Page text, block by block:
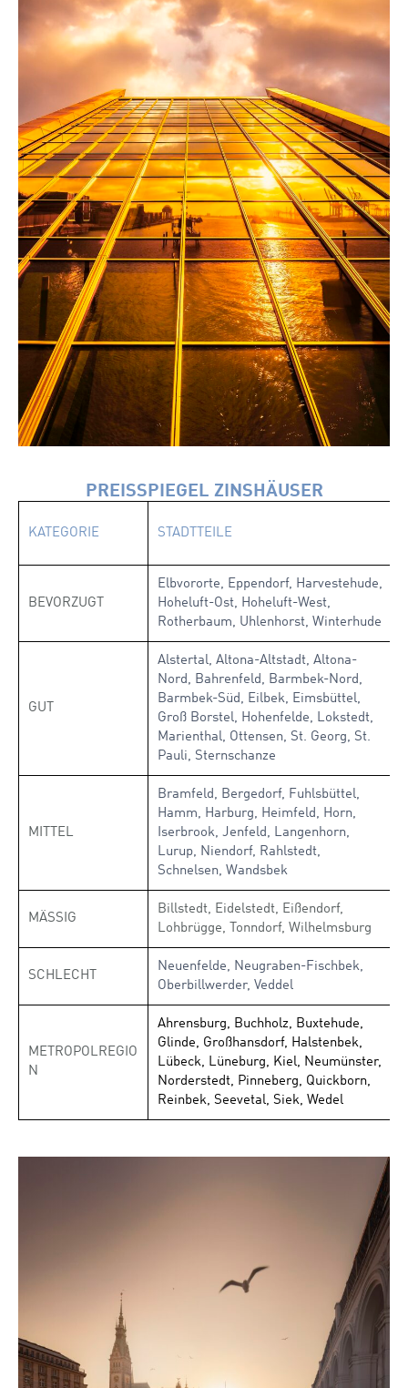
PREISSPIEGEL ZINSHÄUSER
KATEGORIE STADTTEILE
BEVORZUGT
Elbvororte, Eppendorf, Harvestehude,
Hoheluft-Ost, Hoheluft-West,
Rotherbaum, Uhlenhorst, Winterhude
GUT
Alstertal, Altona-Altstadt, Altona-
Nord, Bahrenfeld, Barmbek-Nord,
Barmbek-Süd, Eilbek, Eimsbüttel,
Groß Borstel, Hohenfelde, Lokstedt,
Marienthal, Ottensen, St. Georg, St.
Pauli, Sternschanze
MITTEL
Bramfeld, Bergedorf, Fuhlsbüttel,
Hamm, Harburg, Heimfeld, Horn,
Iserbrook, Jenfeld, Langenhorn,
Lurup, Niendorf, Rahlstedt,
Schnelsen, Wandsbek
MÄSSIG
Billstedt, Eidelstedt, Eißendorf,
Lohbrügge, Tonndorf, Wilhelmsburg
SCHLECHT
Neuenfelde, Neugraben-Fischbek,
Oberbillwerder, Veddel
METROPOLREGIO
N
Ahrensburg, Buchholz, Buxtehude,
Glinde, Großhansdorf, Halstenbek,
Lübeck, Lüneburg, Kiel, Neumünster,
Norderstedt, Pinneberg, Quickborn,
Reinbek, Seevetal, Siek, Wedel